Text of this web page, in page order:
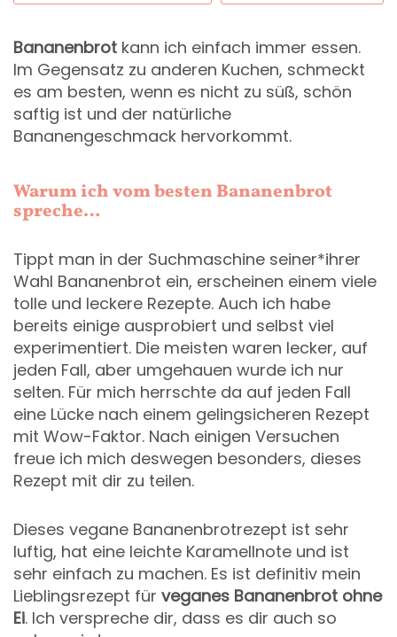
Bananenbrot kann ich einfach immer essen.
Im Gegensatz zu anderen Kuchen, schmeckt
es am besten, wenn es nicht zu süß, schön
saftig ist und der natürliche
Bananengeschmack hervorkommt.
Warum ich vom besten Bananenbrot
spreche…
Tippt man in der Suchmaschine seiner*ihrer
Wahl Bananenbrot ein, erscheinen einem viele
tolle und leckere Rezepte. Auch ich habe
bereits einige ausprobiert und selbst viel
experimentiert. Die meisten waren lecker, auf
jeden Fall, aber umgehauen wurde ich nur
selten. Für mich herrschte da auf jeden Fall
eine Lücke nach einem gelingsicheren Rezept
mit Wow-Faktor. Nach einigen Versuchen
freue ich mich deswegen besonders, dieses
Rezept mit dir zu teilen.
Dieses vegane Bananenbrotrezept ist sehr
luftig, hat eine leichte Karamellnote und ist
sehr einfach zu machen. Es ist definitiv mein
Lieblingsrezept für veganes Bananenbrot ohne
Ei. Ich verspreche dir, dass es dir auch so